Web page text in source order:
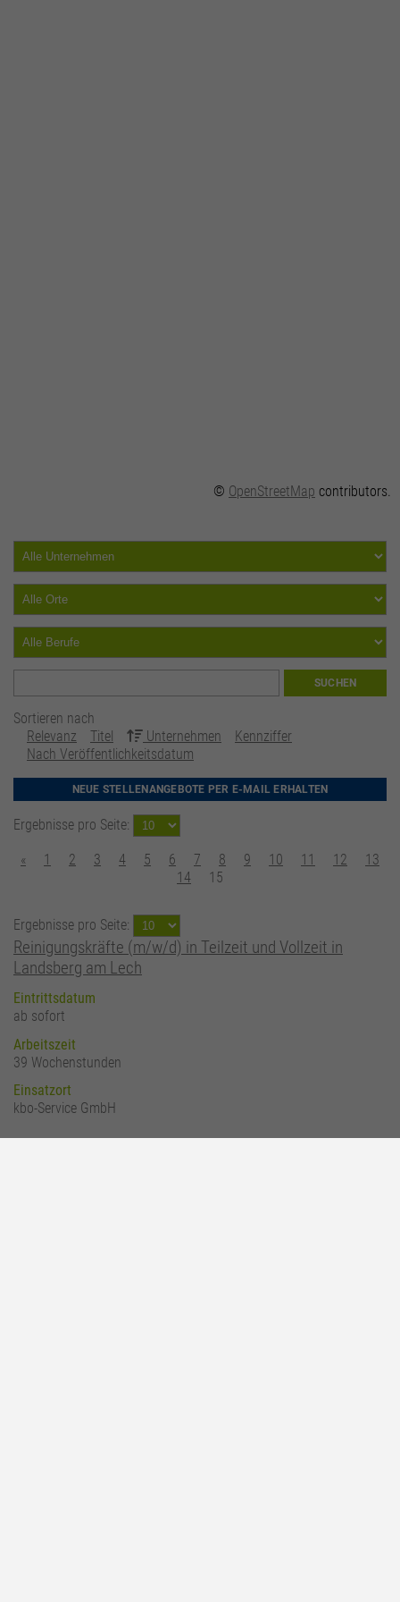
© OpenStreetMap contributors.
SUCHEN
Sortieren nach
Relevanz
Titel Unternehmen
Kennziffer
Nach Veröffentlichkeitsdatum
NEUE STELLENANGEBOTE PER E-MAIL ERHALTEN
Ergebnisse pro Seite:
« 1 2 3 4 5 6 7 8 9 10 11 12
13
14
15
Ergebnisse pro Seite:
Reinigungskräfte (m/w/d) in Teilzeit und Vollzeit in
Landsberg am Lech
Eintrittsdatum
ab sofort
Arbeitszeit
39 Wochenstunden
Einsatzort
kbo-Service GmbH